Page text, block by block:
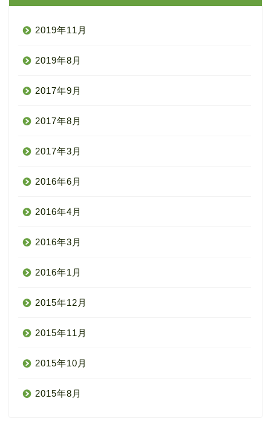
2019年11月
2019年8月
2017年9月
2017年8月
2017年3月
2016年6月
2016年4月
2016年3月
2016年1月
2015年12月
2015年11月
2015年10月
2015年8月